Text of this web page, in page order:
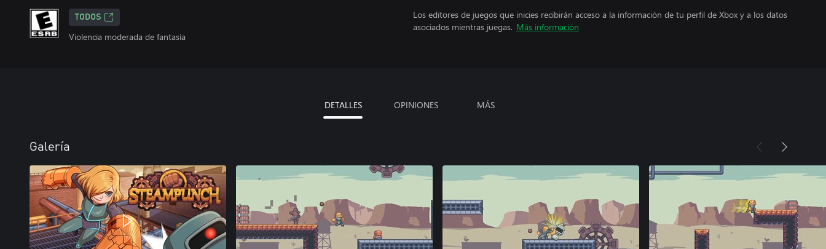
TODOS
Violencia moderada de fantasía
Los editores de juegos que inicies recibirán acceso a la información de tu perfil de Xbox y a los datos
asociados mientras juegas. Más información
DETALLES OPINIONES MÁS
Galería